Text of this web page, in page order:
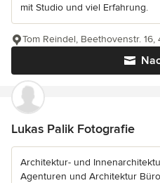
mit Studio und viel Erfahrung.
Tom Reindel, Beethovenstr.
Lukas Palik Fotografie
Architektur- und
Agenturen und Architektur